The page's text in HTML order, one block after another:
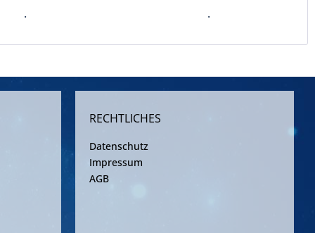
. .
RECHTLICHES
Datenschutz
Impressum
AGB